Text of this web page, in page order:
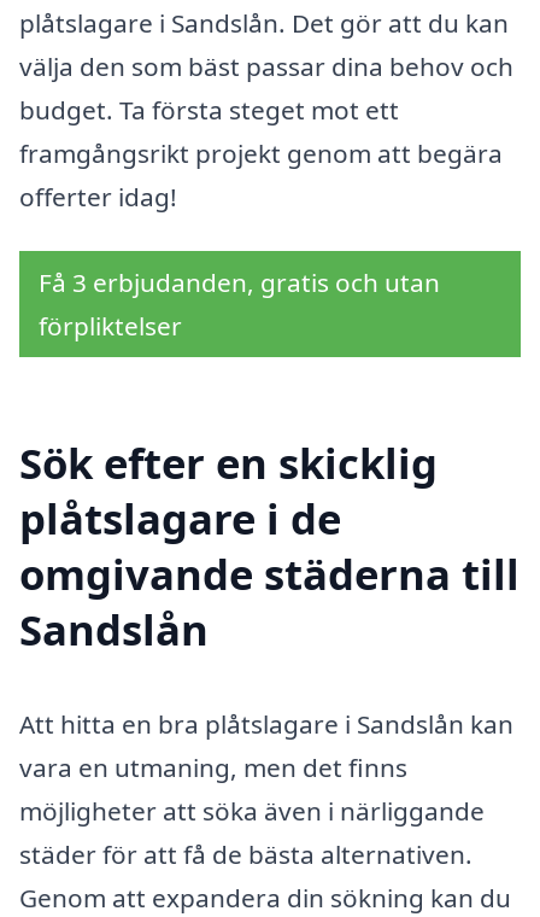
plåtslagare i Sandslån. Det gör att du kan
välja den som bäst passar dina behov och
budget. Ta första steget mot ett
framgångsrikt projekt genom att begära
offerter idag!
Få 3 erbjudanden, gratis och utan
förpliktelser
Sök efter en skicklig
plåtslagare i de
omgivande städerna till
Sandslån
Att hitta en bra plåtslagare i Sandslån kan
vara en utmaning, men det finns
möjligheter att söka även i närliggande
städer för att få de bästa alternativen.
Genom att expandera din sökning kan du